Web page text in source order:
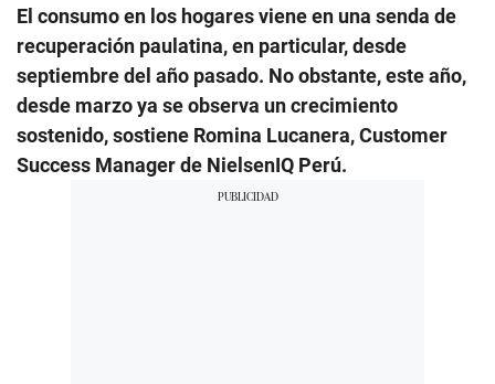
El consumo en los hogares viene en una senda de
recuperación paulatina, en particular, desde
septiembre del año pasado. No obstante, este año,
desde marzo ya se observa un crecimiento
sostenido, sostiene Romina Lucanera, Customer
Success Manager de NielsenIQ Perú.